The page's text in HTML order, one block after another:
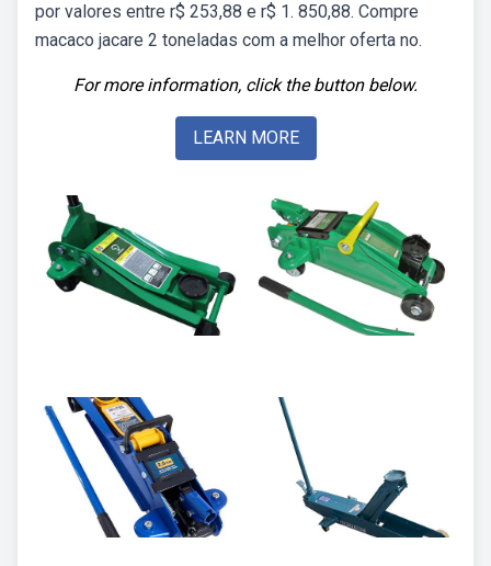
por valores entre r$ 253,88 e r$ 1. 850,88. Compre
macaco jacare 2 toneladas com a melhor oferta no.
For more information, click the button below.
LEARN MORE